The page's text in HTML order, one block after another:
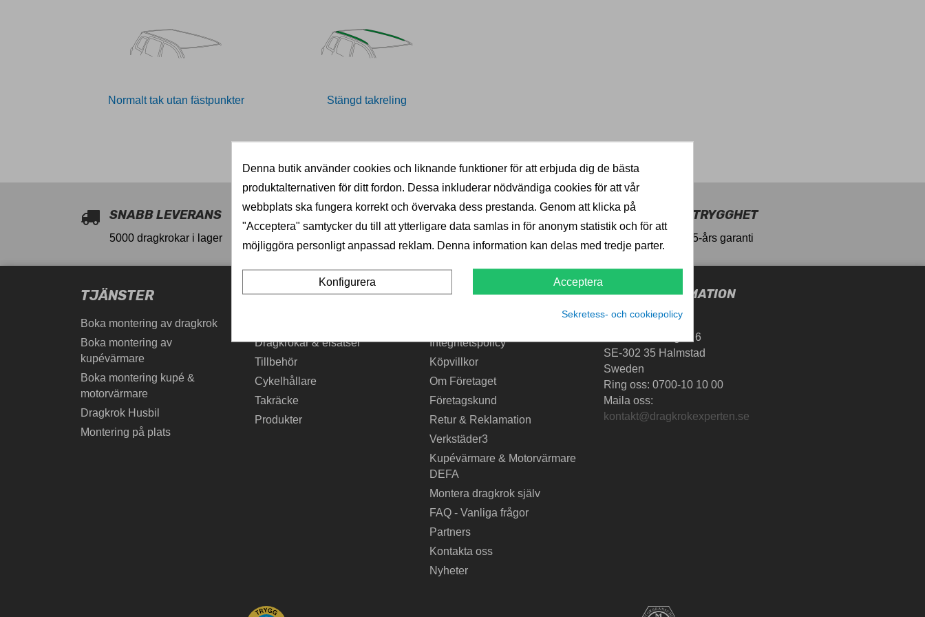
Normalt tak utan fästpunkter Stängd takreling
SNABB LEVERANS
5000 dragkrokar i lager
KVALITET PRISGARANTI TRYGGHET
5-års garanti
TJÄNSTER
Boka montering av dragkrok
Boka montering av
kupévärmare
Boka montering kupé &
motorvärmare
Dragkrok Husbil
Montering på plats
PRODUKTER
Dragkrokar & elsatser
Tillbehör
Cykelhållare
Takräcke
Produkter
INFORMATION
Integritetspolicy
Köpvillkor
Om Företaget
Företagskund
Retur & Reklamation
Verkstäder3
Kupévärmare & Motorvärmare
DEFA
Montera dragkrok själv
FAQ - Vanliga frågor
Partners
Kontakta oss
Nyheter
BUTIKSINFORMATION
DragkrokExperten
Svartalundsvägen 6
SE-302 35 Halmstad
Sweden
Ring oss: 0700-10 10 00
Maila oss:
kontakt@dragkrokexperten.se
Denna butik använder cookies och liknande funktioner för att erbjuda dig de bästa
produktalternativen för ditt fordon. Dessa inkluderar nödvändiga cookies för att vår
webbplats ska fungera korrekt och övervaka dess prestanda. Genom att klicka på
"Acceptera" samtycker du till att ytterligare data samlas in för anonym statistik och för att
möjliggöra personligt anpassad reklam. Denna information kan delas med tredje parter.
Acceptera
Konfigurera
Sekretess- och cookiepolicy